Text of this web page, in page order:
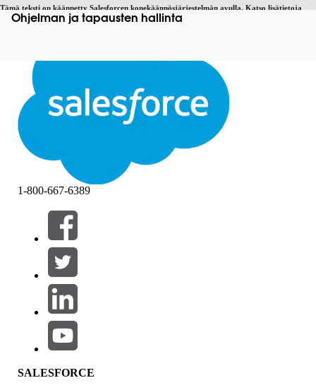
Tämä teksti on käännetty Salesforcen konekäännösjärjestelmän avulla. Katso lisätietoja
täältä
Vaihda englantiin Ei nyt
Sulje
Ohjelman ja tapausten hallinta
Suodattimet (0)
VALITSE SUODATTIMET
Tuotealue
Ominaisuuden vaikutus
1-800-667-6389
SALESFORCE